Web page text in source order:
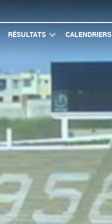
RÉSULTATS CALENDRIERS